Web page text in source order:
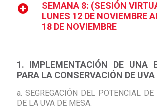
SEMANA 8: (SESIÓN
LUNES 12 DE NOVIEMBRE
18 DE NOVIEMBRE
1. IMPLEMENTACIÓN DE UNA
PARA LA CONSERVACIÓN DE
a. SEGREGACIÓN DEL POTENCIAL
DE LA UVA DE MESA.